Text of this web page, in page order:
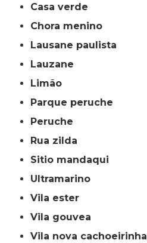
casa verde
chora menino
lausane paulista
lauzane
limão
parque peruche
peruche
rua zilda
sitio mandaqui
ultramarino
vila ester
vila gouvea
vila nova cachoeirinha